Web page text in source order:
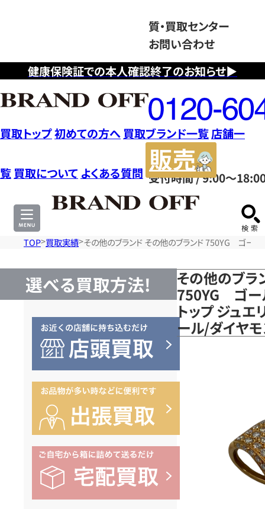
健康保険証での本人確認終了のお知らせ▶
質・買取センター
お問い合わせ
フ
リ
ー
ダ
イ
ヤ
ル
0120604117
受付時間 / 9:00～
買取トップ初めての方へ 買取ブランド一覧店舗一
覧 買取について よくある質問
サ
TOP 買取実績 その他のブランド その他のブランド 750YG ゴー
選べる買取方法!
その他のブラ
750YG ゴー
トップ ジュ
ール/ダイヤ